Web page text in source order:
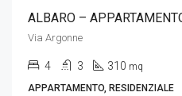
ALBARO –
Via Argonne
4 3 310 mq
APPARTAMENTO, RESIDENZIALE